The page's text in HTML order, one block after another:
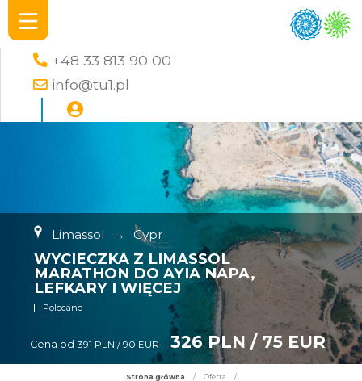
+48 33 813 90 00
info@tu1.pl
Limassol → Cypr
WYCIECZKA Z LIMASSOL
MARATHON DO AYIA NAPA,
LEFKARY I WIĘCEJ
Polecane
Cena od 391 PLN / 90 EUR 326 PLN / 75 EUR
Strona główna / Oferta
/